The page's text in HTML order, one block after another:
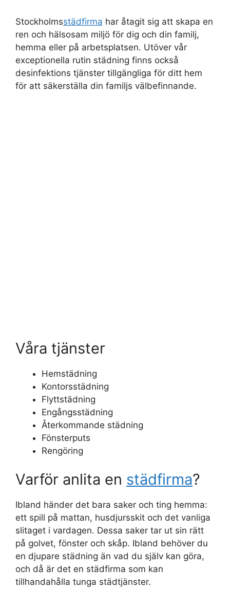
Stockholmsstädfirma har åtagit sig att skapa en
ren och hälsosam miljö för dig och din familj,
hemma eller på arbetsplatsen. Utöver vår
exceptionella rutin städning finns också
desinfektions tjänster tillgängliga för ditt hem
för att säkerställa din familjs välbefinnande.
Våra tjänster
Hemstädning
Kontorsstädning
Flyttstädning
Engångsstädning
Återkommande städning
Fönsterputs
Rengöring
Varför anlita en städfirma?
Ibland händer det bara saker och ting hemma:
ett spill på mattan, husdjursskit och det vanliga
slitaget i vardagen. Dessa saker tar ut sin rätt
på golvet, fönster och skåp. Ibland behöver du
en djupare städning än vad du själv kan göra,
och då är det en städfirma som kan
tillhandahålla tunga städtjänster.